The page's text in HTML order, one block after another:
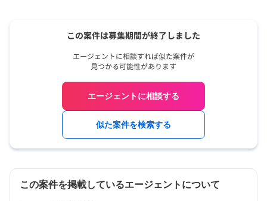
エージェントに相談する
似た案件を検索する
この案件を掲載しているエージェントについて